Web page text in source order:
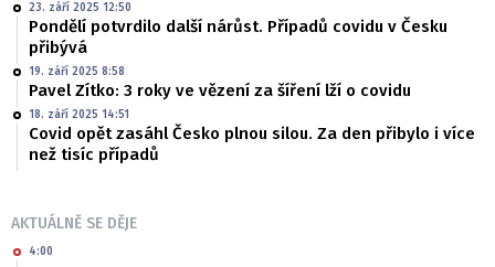
23. září 2025 12:50
Pondělí potvrdilo další nárůst. Případů covidu v Česku
přibývá
19. září 2025 8:58
Pavel Zítko: 3 roky ve vězení za šíření lží o covidu
18. září 2025 14:51
Covid opět zasáhl Česko plnou silou. Za den přibylo i více
než tisíc případů
AKTUÁLNĚ SE DĚJE
4:00